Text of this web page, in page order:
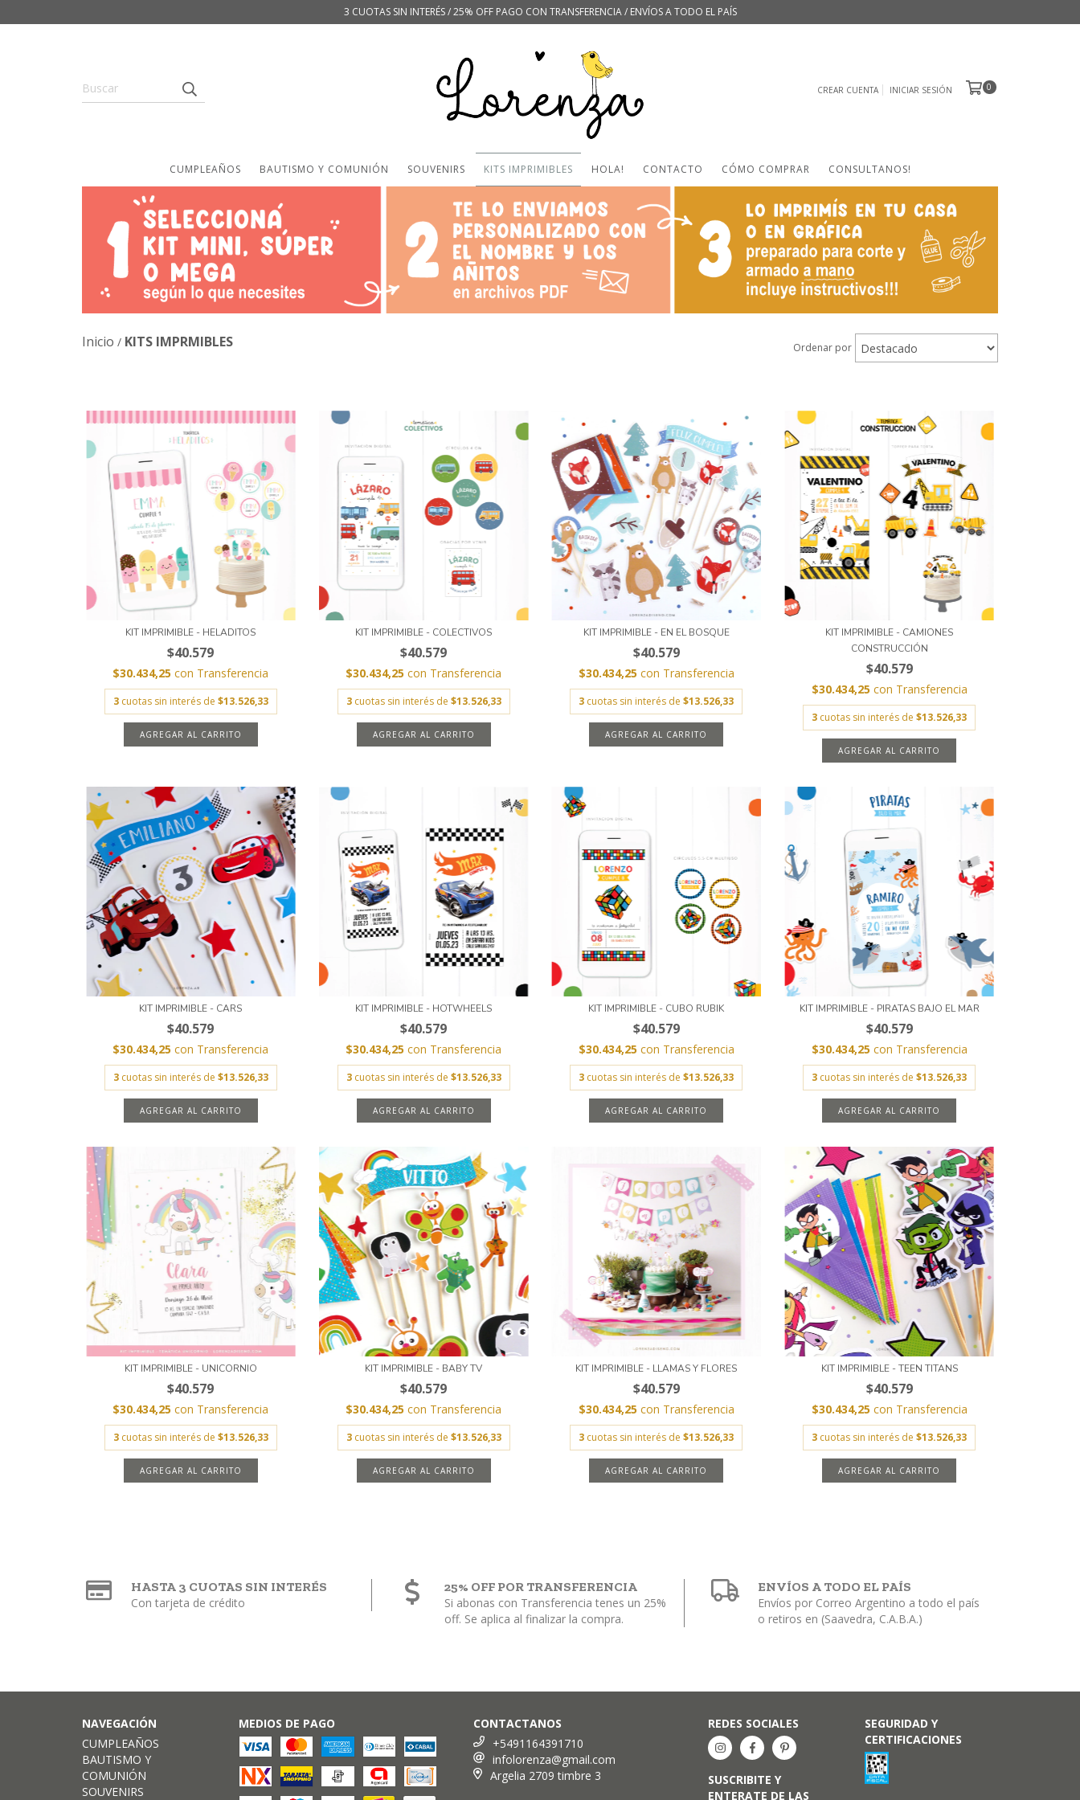
3 CUOTAS SIN INTERÉS / 25% OFF PAGO CON TRANSFERENCIA / ENVÍOS A TODO EL PAÍS
CREAR CUENTA INICIAR SESIÓN 0
CUMPLEAÑOS BAUTISMO Y COMUNIÓN SOUVENIRS KITS IMPRIMIBLES HOLA! CONTACTO CÓMO COMPRAR CONSULTANOS!
Inicio / KITS IMPRMIBLES Ordenar por
KIT IMPRIMIBLE - HELADITOS
$40.579
$30.434,25con Transferencia
3 cuotas sin interés de $13.526,33
AGREGAR AL CARRITO
KIT IMPRIMIBLE - COLECTIVOS
$40.579
$30.434,25con Transferencia
3 cuotas sin interés de $13.526,33
AGREGAR AL CARRITO
KIT IMPRIMIBLE - EN EL BOSQUE
$40.579
$30.434,25 con Transferencia
3 cuotas sin interés de$13.526,33
AGREGAR AL CARRITO
KIT IMPRIMIBLE - CAMIONES
CONSTRUCCIÓN
$40.579
$30.434,25 con Transferencia
3 cuotas sin interés de$13.526,33
AGREGAR AL CARRITO
KIT IMPRIMIBLE - CARS
$40.579
$30.434,25con Transferencia
3 cuotas sin interés de $13.526,33
AGREGAR AL CARRITO
KIT IMPRIMIBLE - HOTWHEELS
$40.579
$30.434,25con Transferencia
3 cuotas sin interés de $13.526,33
AGREGAR AL CARRITO
KIT IMPRIMIBLE - CUBO RUBIK
$40.579
$30.434,25 con Transferencia
3 cuotas sin interés de$13.526,33
AGREGAR AL CARRITO
KIT IMPRIMIBLE - PIRATAS BAJO EL MAR
$40.579
$30.434,25 con Transferencia
3 cuotas sin interés de$13.526,33
AGREGAR AL CARRITO
KIT IMPRIMIBLE - UNICORNIO
$40.579
$30.434,25con Transferencia
3 cuotas sin interés de $13.526,33
AGREGAR AL CARRITO
KIT IMPRIMIBLE - BABY TV
$40.579
$30.434,25con Transferencia
3 cuotas sin interés de $13.526,33
AGREGAR AL CARRITO
KIT IMPRIMIBLE - LLAMAS Y FLORES
$40.579
$30.434,25 con Transferencia
3 cuotas sin interés de$13.526,33
AGREGAR AL CARRITO
KIT IMPRIMIBLE - TEEN TITANS
$40.579
$30.434,25 con Transferencia
3 cuotas sin interés de$13.526,33
AGREGAR AL CARRITO
HASTA 3 CUOTAS SIN INTERÉS
Con tarjeta de crédito
25% OFF POR TRANSFERENCIA
Si abonas con Transferencia tenes un 25%
off. Se aplica al finalizar la compra.
ENVÍOS A TODO EL PAÍS
Envíos por Correo Argentino a todo el país
o retiros en (Saavedra, C.A.B.A.)
NAVEGACIÓN
CUMPLEAÑOS
BAUTISMO Y
COMUNIÓN
SOUVENIRS
MEDIOS DE PAGO
CONTACTANOS
+5491164391710
infolorenza@gmail.com
Argelia 2709 timbre 3
REDES SOCIALES
SUSCRIBITE Y
ENTERATE DE LAS
SEGURIDAD Y
CERTIFICACIONES